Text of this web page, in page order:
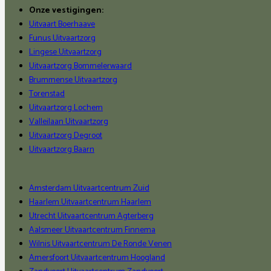
Onze vestigingen:
Uitvaart Boerhaave
Funus Uitvaartzorg
Lingese Uitvaartzorg
Uitvaartzorg Bommelerwaard
Brummense Uitvaartzorg
Torenstad
Uitvaartzorg Lochem
Valleilaan Uitvaartzorg
Uitvaartzorg Degroot
Uitvaartzorg Baarn
Amsterdam Uitvaartcentrum Zuid
Haarlem Uitvaartcentrum Haarlem
Utrecht Uitvaartcentrum Agterberg
Aalsmeer Uitvaartcentrum Finnema
Wilnis Uitvaartcentrum De Ronde Venen
Amersfoort Uitvaartcentrum Hoogland